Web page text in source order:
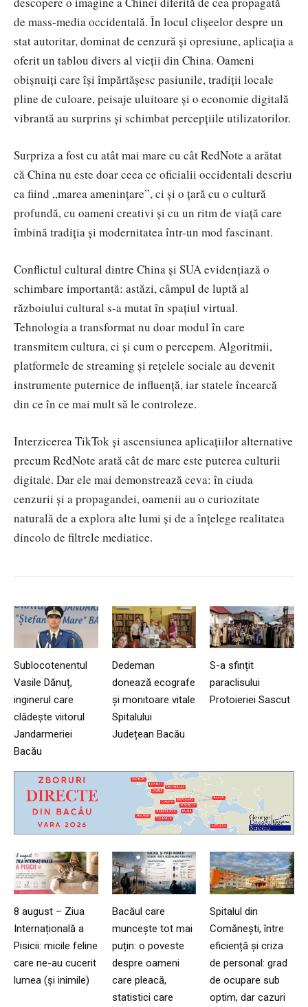
de mass-media occidentală. În locul clișeelor despre un
stat autoritar, dominat de cenzură și opresiune, aplicația a
oferit un tablou divers al vieții din China. Oameni
obișnuiți care își împărtășesc pasiunile, tradiții locale
pline de culoare, peisaje uluitoare și o economie digitală
vibrantă au surprins și schimbat percepțiile utilizatorilor.
Surpriza a fost cu atât mai mare cu cât RedNote a arătat
că China nu este doar ceea ce oficialii occidentali descriu
ca fiind „marea amenințare”, ci și o țară cu o cultură
profundă, cu oameni creativi și cu un ritm de viață care
îmbină tradiția și modernitatea într-un mod fascinant.
Conflictul cultural dintre China și SUA evidențiază o
schimbare importantă: astăzi, câmpul de luptă al
războiului cultural s-a mutat în spațiul virtual.
Tehnologia a transformat nu doar modul în care
transmitem cultura, ci și cum o percepem. Algoritmii,
platformele de streaming și rețelele sociale au devenit
instrumente puternice de influență, iar statele încearcă
din ce în ce mai mult să le controleze.
Interzicerea TikTok și ascensiunea aplicațiilor alternative
precum RedNote arată cât de mare este puterea culturii
digitale. Dar ele mai demonstrează ceva: în ciuda
cenzurii și a propagandei, oamenii au o curiozitate
naturală de a explora alte lumi și de a înțelege realitatea
dincolo de filtrele mediatice.
Sublocotenentul
Vasile Dănuț,
inginerul care
clădește viitorul
Jandarmeriei
Bacău
Dedeman
donează ecografe
și monitoare vitale
Spitalului
Județean Bacău
S-a sfințit
paraclisului
Protoieriei Sascut
8 august – Ziua
Internațională a
Pisicii: micile feline
care ne-au cucerit
lumea (și inimile)
Bacăul care
muncește tot mai
puțin: o poveste
despre oameni
care pleacă,
statistici care
Spitalul din
Comănești, între
eficiență și criza
de personal: grad
de ocupare sub
optim, dar cazuri